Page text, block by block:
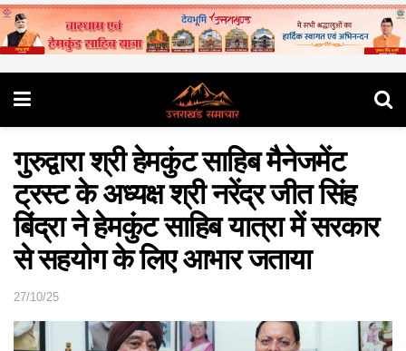
गुरुद्वारा श्री हेमकुंट साहिब मैनेजमेंट
ट्रस्ट के अध्यक्ष श्री नरेंद्र जीत सिंह
बिंद्रा ने हेमकुंट साहिब यात्रा में सरकार
से सहयोग के लिए आभार जताया
27/10/25